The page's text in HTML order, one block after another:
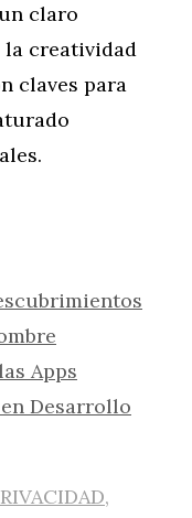
claro
la creatividad
claves para
Apps
Desarrollo